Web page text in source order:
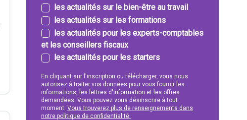
les actualités sur le bien-être au travail
les actualités sur les formations
les actualités pour les experts-comptables
et les conseillers fiscaux
les actualités pour les starters
En cliquant sur l'inscription ou télécharger, vous nous
autorisez à traiter vos données pour vous fournir les
informations, les lettres d'information et les offres
demandées. Vous pouvez vous désinscrire à tout
moment.Vous trouverez plus de renseignements dans
notre politique de confidentialité.